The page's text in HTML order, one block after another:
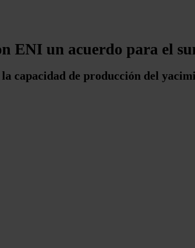
ENI un acuerdo para el
capacidad de producción del